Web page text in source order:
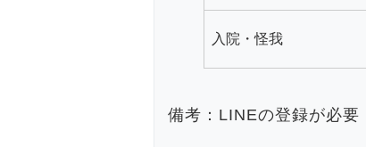
入院・怪我
備考：LINEの登録が必要